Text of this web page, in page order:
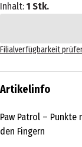
Inhalt: 1 Stk.
Filialverfügbarkeit
Artikelinfo
Paw Patrol – Punkte
den Fingern